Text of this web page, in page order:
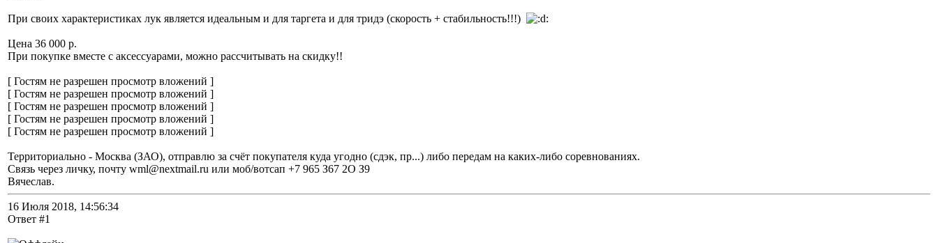
При своих характеристиках лук является идеальным и для таргета и для тридэ (скорость + стабильность!!!)
Цена 36 000 р.
При покупке вместе с аксессуарами, можно рассчитывать на скидку!!
[ Гостям не разрешен просмотр вложений ]
[ Гостям не разрешен просмотр вложений ]
[ Гостям не разрешен просмотр вложений ]
[ Гостям не разрешен просмотр вложений ]
[ Гостям не разрешен просмотр вложений ]
Территориально - Москва (ЗАО), отправлю за счёт покупателя куда угодно (сдэк, пр...) либо передам на каких-либо соревнованиях.
Связь через личку, почту wml@nextmail.ru или моб/вотсап +7 965 З67 2О З9
Вячеслав.
16 Июля 2018, 14:56:34
Ответ #1